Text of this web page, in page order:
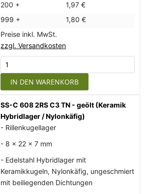
200 +
1,97 €
999 +
1,80 €
Preise inkl. MwSt.
zzgl. Versandkosten
IN DEN WARENKORB
SS-C 608 2RS C3 TN - geölt (Keramik
Hybridlager / Nylonkäfig)
- Rillenkugellager
- 8 x 22 x 7 mm
- Edelstahl Hybridlager mit
Keramikkugeln, Nylonkäfig, ungeschmiert
mit beiliegenden Dichtungen